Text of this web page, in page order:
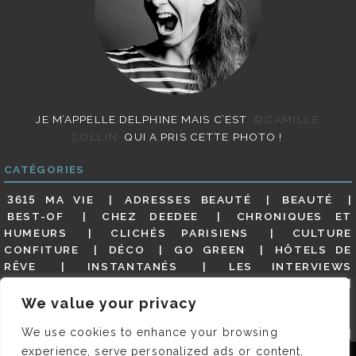
We value your privacy
We use cookies to enhance your browsing
experience, serve personalized ads or content,
JE M’APPELLE DELPHINE MAIS C’EST
©CAMILLE
COLLIN
QUI A PRIS CETTE PHOTO !
CATÉGORIES
3615 MA VIE ADRESSES BEAUTÉ
BEAUTÉ
BEST-OF
CHEZ DEEDEE
CHRONIQUES ET
HUMEURS
CLICHÉS PARISIENS
CULTURE
CONFITURE
DÉCO GO GREEN
HÔTELS DE
RÊVE
INSTANTANÉS
LES INTERVIEWS
MES ADRESSES
MODE NON CLASSÉ
GUIDE
PARIS EN PHOTOS
RESTAURANTS
REVUE DE PRESSE DÉTAILLÉE, SIOU PLAIT